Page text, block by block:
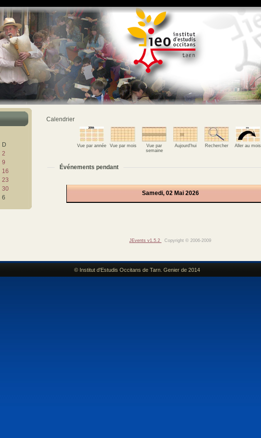
D
2
9
16
23
30
6
Calendrier
Vue par année Vue par mois
Vue par
semaine
Aujourd'hui Rechercher Aller au mois
Événements pendant
Samedi, 02 Mai 2026
JEvents v1.5.2 Copyright © 2006-2009
© Institut d'Estudis Occitans de Tarn. Genier de 2014